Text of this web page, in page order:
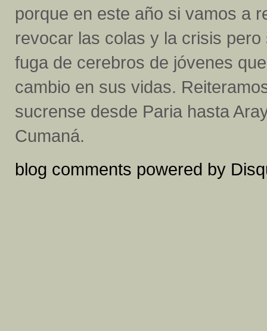
porque en este año si vamos a
revocar las colas y la crisis
fuga de cerebros de jóvenes
cambio en sus vidas.
sucrense desde Paria hasta
Cumaná.
blog comments powered by